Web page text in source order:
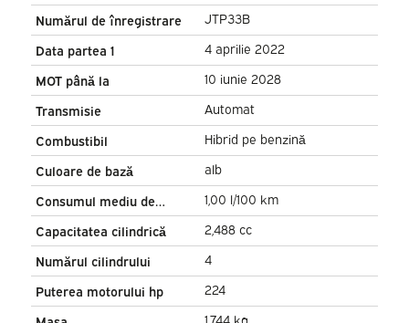
Numărul de înregistrare
JTP33B
Data partea 1
4 aprilie 2022
MOT până la
10 iunie 2028
Transmisie
Automat
Combustibil
Hibrid pe benzină
Culoare de bază
alb
Consumul mediu de
combustibil
1,00 l/100 km
Capacitatea cilindrică
2,488 cc
Numărul cilindrului
4
Puterea motorului hp
224
1,744 kg